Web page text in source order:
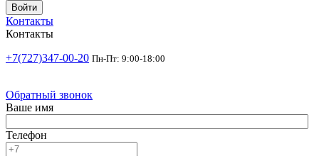
Войти
Контакты
Контакты
+7(727)347-00-20 Пн-Пт: 9:00-18:00
Обратный звонок
Ваше имя
Телефон